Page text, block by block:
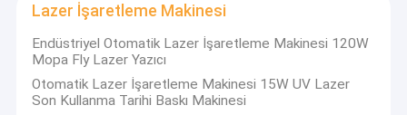
Lazer İşaretleme Makinesi
Endüstriyel Otomatik Lazer İşaretleme Makinesi 120W
Mopa Fly Lazer Yazıcı
Otomatik Lazer İşaretleme Makinesi 15W UV Lazer
Son Kullanma Tarihi Baskı Makinesi